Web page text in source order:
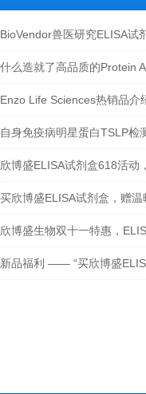
买欣博盛ELISA试剂盒，赠温